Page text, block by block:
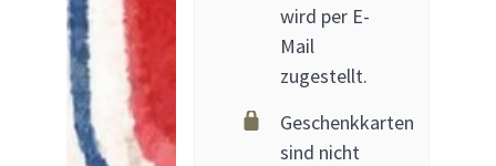
wird per E-
Mail
zugestellt.
Geschenkkarten
sind nicht